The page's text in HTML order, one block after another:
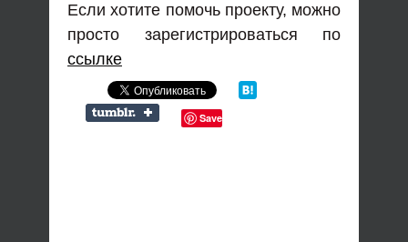
Если хотите помочь проекту, можно
просто зарегистрироваться по
ссылке
Save